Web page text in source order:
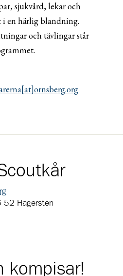
sjukvård, lekar och
en härlig blandning.
och tävlingar står
52 Hägersten
kompisar!